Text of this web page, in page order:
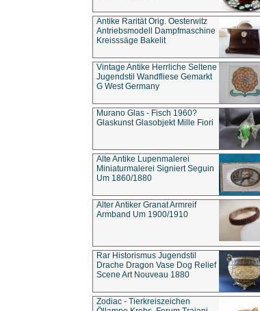
Antike Rarität Orig. Oesterwitz
Antriebsmodell Dampfmaschine
Kreisssäge Bakelit
Vintage Antike Herrliche Seltene
Jugendstil Wandfliese Gemarkt
G West Germany
Murano Glas - Fisch 1960?
Glaskunst Glasobjekt Mille Fiori
Alte Antike Lupenmalerei
Miniaturmalerei Signiert Seguin
Um 1860/1880
Alter Antiker Granat Armreif
Armband Um 1900/1910
Rar Historismus Jugendstil
Drache Dragon Vase Dog Relief
Scene Art Nouveau 1880
Zodiac - Tierkreiszeichen